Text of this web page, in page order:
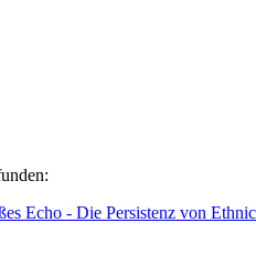
Echo - Die Persistenz von